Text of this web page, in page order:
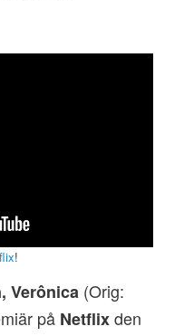
!
Verônica (Orig:
på Netflixden